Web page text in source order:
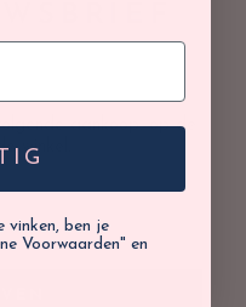
aankoop, op de
winkel.
vinken, ben je
Voorwaarden" en